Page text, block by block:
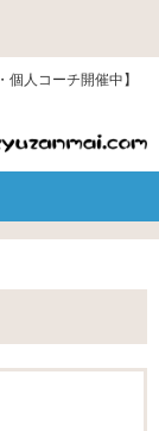
人コーチ開催中】